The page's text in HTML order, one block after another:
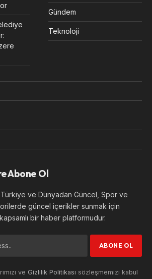
Gündem
Teknoloji
Abone Ol
ve Dünyadan Güncel, Spor ve
güncel içerikler sunmak için
bir haber platformudur.
ve Gizlilik Politikası sözleşmemizi kabul